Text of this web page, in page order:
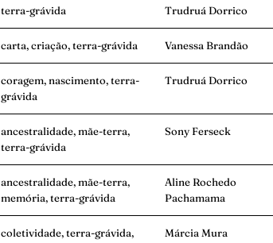
terra-grávida Trudruá Dorrico
carta, criação, terra-grávida Vanessa Brandão
coragem, nascimento, terra-
grávida
Trudruá Dorrico
ancestralidade, mãe-terra,
terra-grávida
Sony Ferseck
ancestralidade, mãe-terra,
memória, terra-grávida
Aline Rochedo
Pachamama
coletividade, terra-grávida,
Márcia Mura